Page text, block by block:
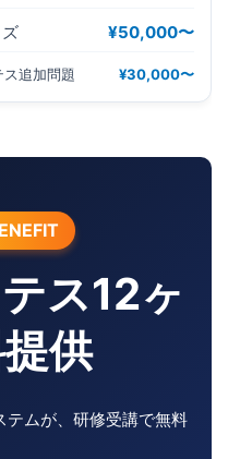
¥50,000〜
追加問題 ¥30,000〜
ス12ヶ
供
テムが、研修受講で無料